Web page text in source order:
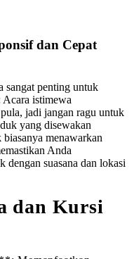
dan Cepat
sangat penting untuk
istimewa
jadi jangan ragu untuk
yang disewakan
menawarkan
Anda
dengan suasana dan lokasi
dan Kursi